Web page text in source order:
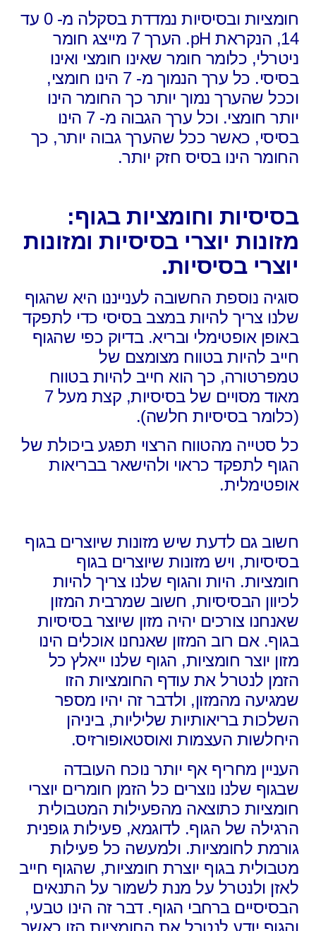
חומציות ובסיסיות נמדדת בסקלה מ- 0 עד
14, הנקראת pH. הערך 7 מייצג חומר
ניטרלי, כלומר חומר שאינו חומצי ואינו
בסיסי. כל ערך הנמוך מ- 7 הינו חומצי,
וככל שהערך נמוך יותר כך החומר הינו
יותר חומצי. וכל ערך הגבוה מ- 7 הינו
בסיסי, כאשר ככל שהערך גבוה יותר, כך
החומר הינו בסיס חזק יותר.
בסיסיות וחומציות בגוף:
מזונות יוצרי בסיסיות ומזונות
יוצרי בסיסיות.
סוגיה נוספת החשובה לענייננו היא שהגוף
שלנו צריך להיות במצב בסיסי כדי לתפקד
באופן אופטימלי ובריא. בדיוק כפי שהגוף
חייב להיות בטווח מצומצם של
טמפרטורה, כך הוא חייב להיות בטווח
מאוד מסויים של בסיסיות, קצת מעל 7
(כלומר בסיסיות חלשה).
כל סטייה מהטווח הרצוי תפגע ביכולת של
הגוף לתפקד כראוי ולהישאר בבריאות
אופטימלית.
חשוב גם לדעת שיש מזונות שיוצרים בגוף
בסיסיות, ויש מזונות שיוצרים בגוף
חומציות. היות והגוף שלנו צריך להיות
לכיוון הבסיסיות, חשוב שמרבית המזון
שאנחנו צורכים יהיה מזון שיוצר בסיסיות
בגוף. אם רוב המזון שאנחנו אוכלים הינו
מזון יוצר חומציות, הגוף שלנו ייאלץ כל
הזמן לנטרל את עודף החומציות הזו
שמגיעה מהמזון, ולדבר זה יהיו מספר
השלכות בריאותיות שליליות, ביניהן
היחלשות העצמות ואוסטאופורזיס.
העניין מחריף אף יותר נוכח העובדה
שבגוף שלנו נוצרים כל הזמן חומרים יוצרי
חומציות כתוצאה מהפעילות המטבולית
הרגילה של הגוף. לדוגמא, פעילות גופנית
גורמת לחומציות. ולמעשה כל פעילות
מטבולית בגוף יוצרת חומציות, שהגוף חייב
לאזן ולנטרל על מנת לשמור על התנאים
הבסיסיים ברחבי הגוף. דבר זה הינו טבעי,
והגוף יודע לנטרל את החומציות הזו כאשר